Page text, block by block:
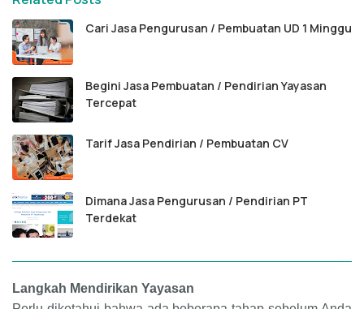
Cari Jasa Pengurusan / Pembuatan UD 1 Minggu
Begini Jasa Pembuatan / Pendirian Yayasan
Tercepat
Tarif Jasa Pendirian / Pembuatan CV
Dimana Jasa Pengurusan / Pendirian PT
Terdekat
Langkah Mendirikan Yayasan